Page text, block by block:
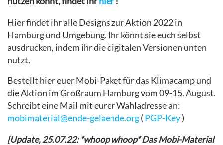
Hier findet ihr alle Designs zur Aktion 2022 in
Hamburg und Umgebung. Ihr könnt sie euch selbst
ausdrucken, indem ihr die digitalen Versionen unten
nutzt.
Bestellt hier euer Mobi-Paket für das Klimacamp und
die Aktion im Großraum Hamburg vom 09-15. August.
Schreibt eine Mail mit eurer Wahladresse an:
mobimaterial@ende-gelaende.org(PGP-Key)
[Update, 25.07.22: *whoop whoop* Das Mobi-Material